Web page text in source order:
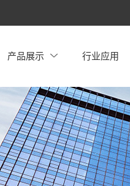
产品展示 行业应用